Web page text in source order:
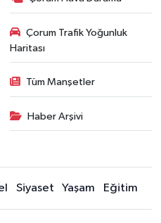
Çorum Trafik Yoğunluk
Haritası
Tüm Manşetler
Haber Arşivi
Siyaset Yaşam Eğitim